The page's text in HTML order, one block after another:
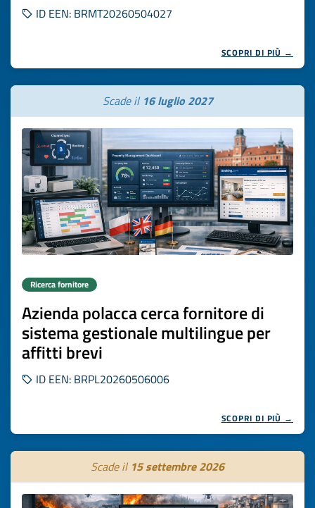
ID EEN: BRMT20260504027
SCOPRI DI PIÙ →
Scade il 16 luglio 2027
Ricerca fornitore
Azienda polacca cerca fornitore di
sistema gestionale multilingue per
affitti brevi
ID EEN: BRPL20260506006
SCOPRI DI PIÙ →
Scade il 15 settembre 2026